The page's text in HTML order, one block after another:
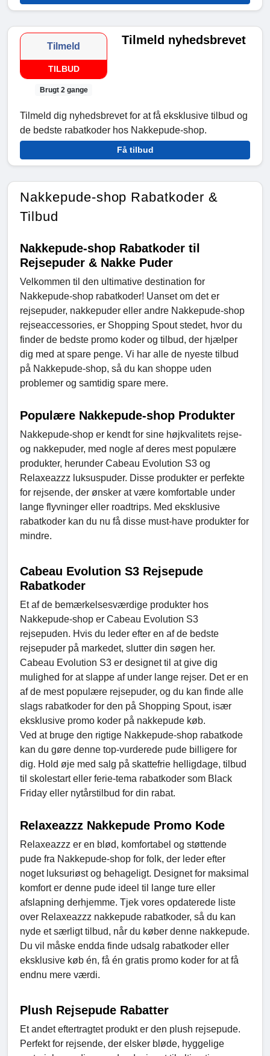
Tilmeld
TILBUD
Brugt 2 gange
Tilmeld nyhedsbrevet
Tilmeld dig nyhedsbrevet for at få eksklusive tilbud og
de bedste rabatkoder hos Nakkepude-shop.
Få tilbud
Nakkepude-shop Rabatkoder &
Tilbud
Nakkepude-shop Rabatkoder til
Rejsepuder & Nakke Puder
Velkommen til den ultimative destination for
Nakkepude-shop rabatkoder! Uanset om det er
rejsepuder, nakkepuder eller andre Nakkepude-shop
rejseaccessories, er Shopping Spout stedet, hvor du
finder de bedste promo koder og tilbud, der hjælper
dig med at spare penge. Vi har alle de nyeste tilbud
på Nakkepude-shop, så du kan shoppe uden
problemer og samtidig spare mere.
Populære Nakkepude-shop Produkter
Nakkepude-shop er kendt for sine højkvalitets rejse-
og nakkepuder, med nogle af deres mest populære
produkter, herunder Cabeau Evolution S3 og
Relaxeazzz luksuspuder. Disse produkter er perfekte
for rejsende, der ønsker at være komfortable under
lange flyvninger eller roadtrips. Med eksklusive
rabatkoder kan du nu få disse must-have produkter for
mindre.
Cabeau Evolution S3 Rejsepude
Rabatkoder
Et af de bemærkelsesværdige produkter hos
Nakkepude-shop er Cabeau Evolution S3
rejsepuden. Hvis du leder efter en af de bedste
rejsepuder på markedet, slutter din søgen her.
Cabeau Evolution S3 er designet til at give dig
mulighed for at slappe af under lange rejser. Det er en
af de mest populære rejsepuder, og du kan finde alle
slags rabatkoder for den på Shopping Spout, især
eksklusive promo koder på nakkepude køb.
Ved at bruge den rigtige Nakkepude-shop rabatkode
kan du gøre denne top-vurderede pude billigere for
dig. Hold øje med salg på skattefrie helligdage, tilbud
til skolestart eller ferie-tema rabatkoder som Black
Friday eller nytårstilbud for din rabat.
Relaxeazzz Nakkepude Promo Kode
Relaxeazzz er en blød, komfortabel og støttende
pude fra Nakkepude-shop for folk, der leder efter
noget luksuriøst og behageligt. Designet for maksimal
komfort er denne pude ideel til lange ture eller
afslapning derhjemme. Tjek vores opdaterede liste
over Relaxeazzz nakkepude rabatkoder, så du kan
nyde et særligt tilbud, når du køber denne nakkepude.
Du vil måske endda finde udsalg rabatkoder eller
eksklusive køb én, få én gratis promo koder for at få
endnu mere værdi.
Plush Rejsepude Rabatter
Et andet eftertragtet produkt er den plush rejsepude.
Perfekt for rejsende, der elsker bløde, hyggelige